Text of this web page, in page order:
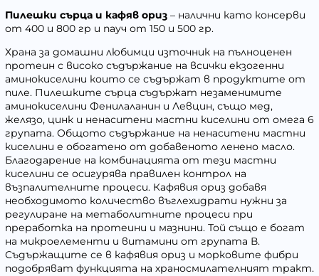
Пилешки сърца и кафяв ориз – налични като консерви
от 400 и 800 гр и пауч от 150 и 500 гр.
Храна за домашни любимци източник на пълноценен
протеин с високо съдържание на всички екзогенни
аминокиселини които се съдържат в продуктите от
пиле. Пилешките сърца съдържат незаменимите
аминокиселини Фенилаланин и Левцин, също мед,
желязо, цинк и ненаситени мастни киселини от омега 6
групата. Общото съдържание на ненаситени мастни
киселини е обогатено от добавеното ленено масло.
Благодарение на комбинацията от тези мастни
киселини се осигурява правилен контрол на
възпалителните процеси. Кафявия ориз добавя
необходимото количество въглехидрати нужни за
регулиране на метаболитните процеси при
преработка на протеини и мазнини. Той също е богат
на микроелементи и витамини от групата В.
Съдържащите се в кафявия ориз и морковите фибри
подобряват функцията на храносмилателният тракт.